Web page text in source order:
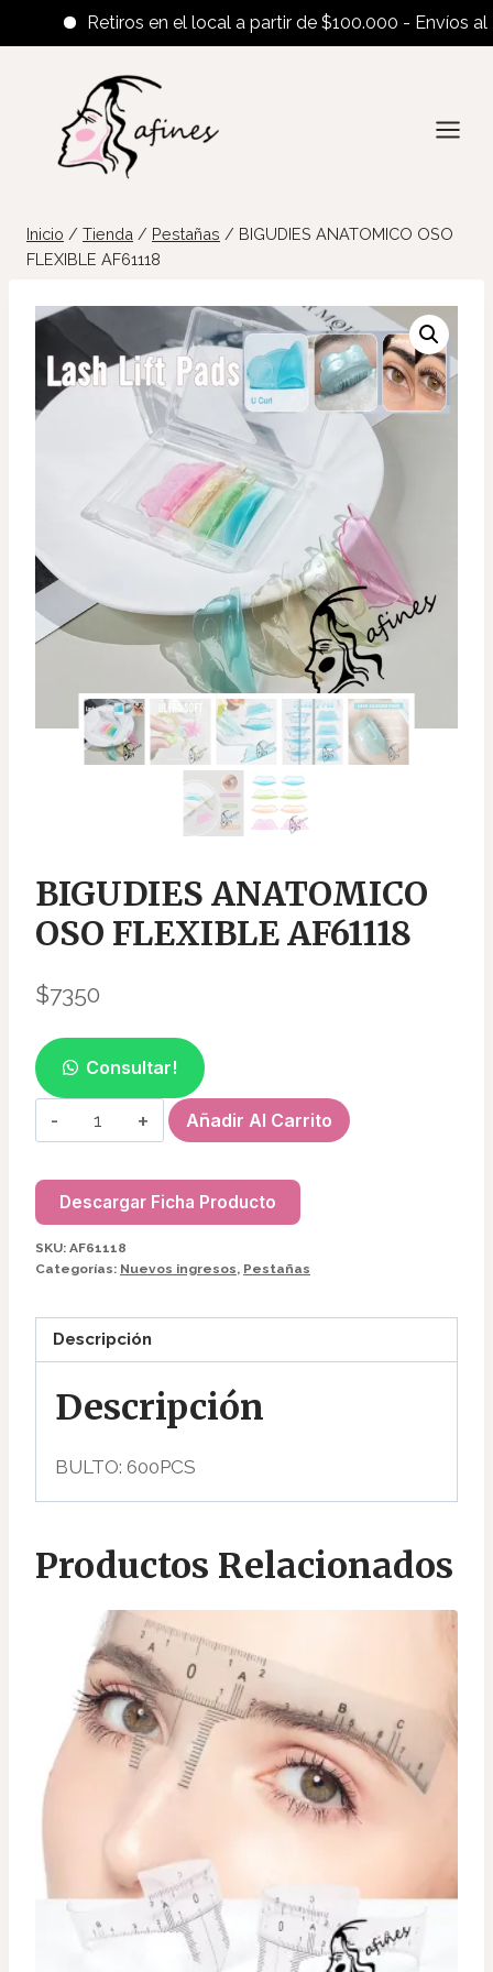
Retiros en el local a partir de $100.000 - Envíos al
contenido
Inicio / Tienda / Pestañas / BIGUDIES ANATOMICO OSO
FLEXIBLE AF61118
BIGUDIES ANATOMICO
OSO FLEXIBLE AF61118
$7350
Consultar!
BIGUDIES
ANATOMICO
FLEXIBLE
AF61118
cantidad
Añadir Al Carrito
Descargar Ficha Producto
SKU: AF61118
Categorías: Nuevos ingresos, Pestañas
Descripción
Descripción
BULTO: 600PCS
Productos Relacionados